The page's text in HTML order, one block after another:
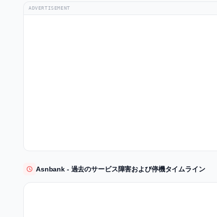
ADVERTISEMENT
Asnbank - 過去のサービス障害および停機タイムライン